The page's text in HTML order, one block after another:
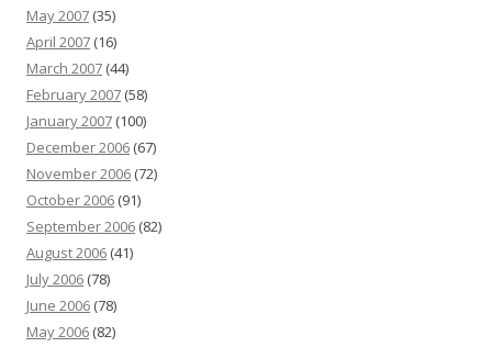
May 2007 (35)
April 2007 (16)
March 2007 (44)
February 2007 (58)
January 2007 (100)
December 2006 (67)
November 2006 (72)
October 2006 (91)
September 2006 (82)
August 2006 (41)
July 2006 (78)
June 2006 (78)
May 2006 (82)